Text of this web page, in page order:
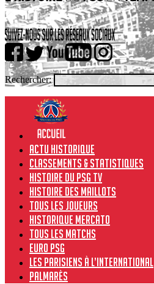
Rechercher:
Actu historique
Classements & Statistiques
Histoire du PSG TV
Histoire des maillots
Tous les joueurs
Historique Mercato
Tous les matchs
Euro PSG
Les Parisiens à l’international
Palmarès